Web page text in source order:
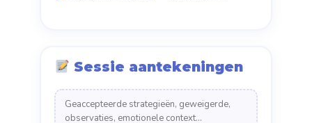
Sessie aantekeningen